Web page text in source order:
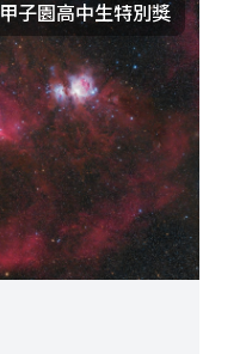
甲子園高中生特別獎